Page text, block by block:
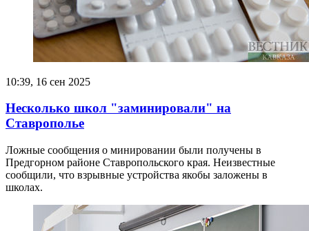
10:39, 16 сен 2025
Несколько школ "заминировали" на
Ставрополье
Ложные сообщения о минировании были получены в
Предгорном районе Ставропольского края. Неизвестные
сообщили, что взрывные устройства якобы заложены в
школах.